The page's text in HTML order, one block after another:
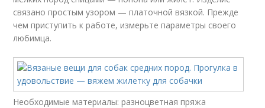
связано простым узором — платочной вязкой. Прежде
чем приступить к работе, измерьте параметры своего
любимца.
Необходимые материалы: разноцветная пряжа